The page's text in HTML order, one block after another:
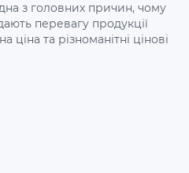
з головних причин, чому
перевагу продукції
ціна та різноманітні цінові